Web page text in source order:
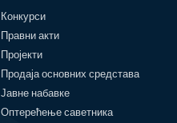
Конкурси
Правни акти
Пројекти
Продаја основних средстава
Јавне набавке
Оптерећење саветника